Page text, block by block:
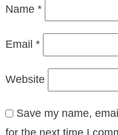
Name *
Email *
Website
Save my name,
for the next time I